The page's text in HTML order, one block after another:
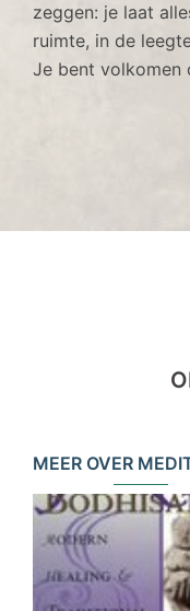
zeggen: je laat
ruimte, in de
Je bent volkomen
MEER OVER